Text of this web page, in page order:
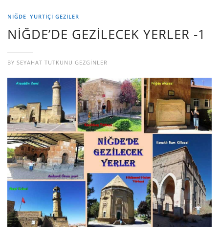
NİĞDE YURTIÇI GEZILER
NİĞDE’DE GEZİLECEK YERLER -1
BY SEYAHAT TUTKUNU GEZGINLER